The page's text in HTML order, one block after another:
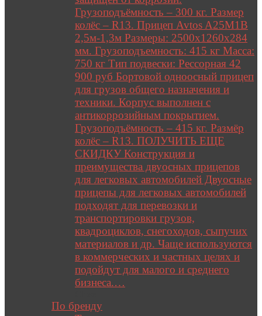
Грузоподъёмность – 300 кг. Размер
колёс – R13. Прицеп Avtos A25M1B
2,5м-1,3м Размеры: 2500х1260х284
мм. Грузоподъемность: 415 кг Масса:
750 кг Тип подвески: Рессорная 42
900 руб Бортовой одноосный прицеп
для грузов общего назначения и
техники. Корпус выполнен с
антикоррозийным покрытием.
Грузоподъёмность – 415 кг. Размёр
колёс – R13. ПОЛУЧИТЬ ЕЩЕ
СКИДКУ Конструкция и
преимущества двуосных прицепов
для легковых автомобилей Двуосные
прицепы для легковых автомобилей
подходят для перевозки и
транспортировки грузов,
квадроциклов, снегоходов, сыпучих
материалов и др. Чаще используются
в коммерческих и частных целях и
подойдут для малого и среднего
бизнеса.…
По бренду